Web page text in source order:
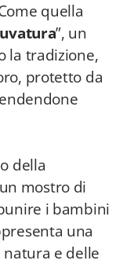
quella
”, un
la tradizione,
protetto da
della
mostro di
i bambini
una
e delle